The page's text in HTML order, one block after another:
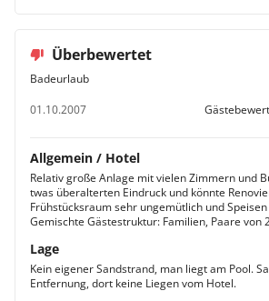
Überbewertet
Badeurlaub
01.10.2007
Allgemein / Hotel
Relativ große Anlage mit vielen Zimmern und
twas überalterten Eindruck und könnte
Frühstücksraum sehr ungemütlich und
Gemischte Gästestruktur: Familien, Paare von
Lage
Kein eigener Sandstrand, man liegt am Pool.
Entfernung, dort keine Liegen vom Hotel.